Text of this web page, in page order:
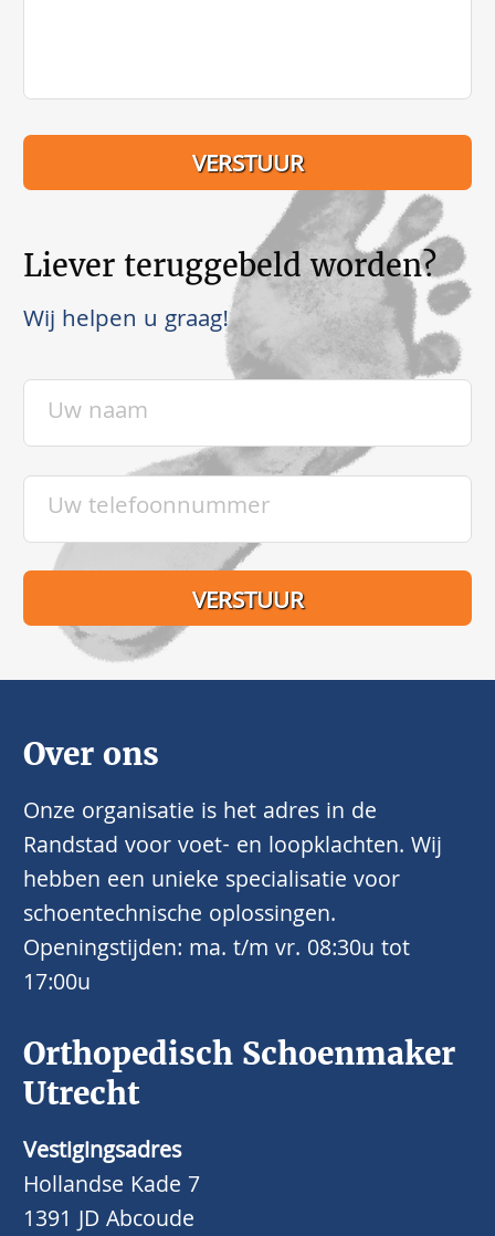
Liever teruggebeld worden?
Wij helpen u graag!
Orthopedisch Schoenmaker
Utrecht
Vestigingsadres
Hollandse Kade 7
1391 JD Abcoude
Over ons
Onze organisatie is het adres in de
Randstad voor voet- en loopklachten. Wij
hebben een unieke specialisatie voor
schoentechnische oplossingen.
Openingstijden: ma. t/m vr. 08:30u tot
17:00u